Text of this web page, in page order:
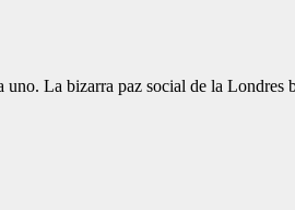
uno. La bizarra paz social de la Londres